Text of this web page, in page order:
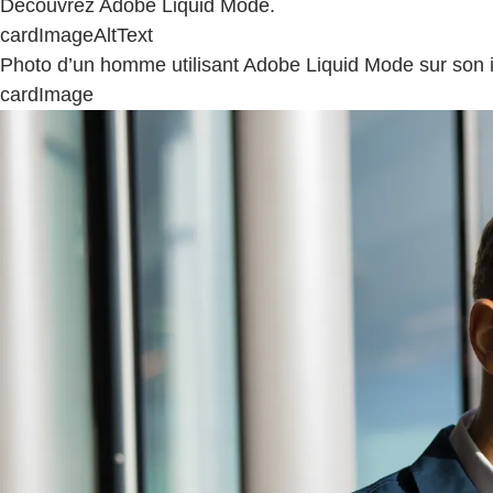
Découvrez Adobe Liquid Mode.
cardImageAltText
Photo d’un homme utilisant Adobe Liquid Mode sur son
cardImage